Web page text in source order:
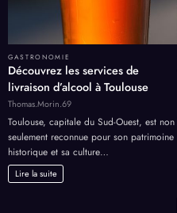
GASTRONOMIE
Découvrez les services de
livraison d’alcool à Toulouse
Thomas.Morin.69
Toulouse, capitale du Sud-Ouest, est non
seulement reconnue pour son patrimoine
historique et sa culture…
Lire la suite